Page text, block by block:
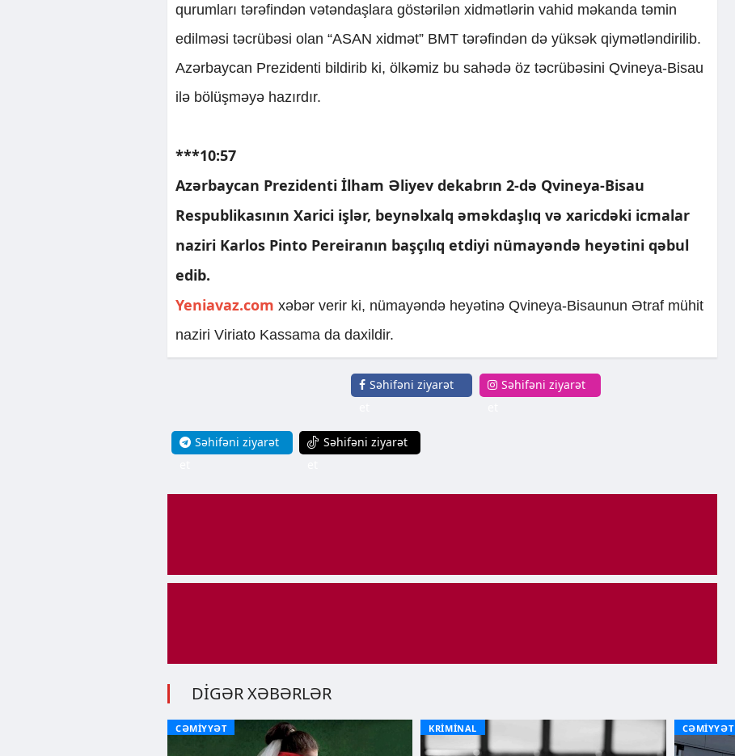
qurumları tərəfindən vətəndaşlara göstərilən xidmətlərin vahid məkanda təmin
edilməsi təcrübəsi olan “ASAN xidmət” BMT tərəfindən də yüksək qiymətləndirilib.
Azərbaycan Prezidenti bildirib ki, ölkəmiz bu sahədə öz təcrübəsini Qvineya-Bisau
ilə bölüşməyə hazırdır.
***10:57
Azərbaycan Prezidenti İlham Əliyev dekabrın 2-də Qvineya-Bisau
Respublikasının Xarici işlər, beynəlxalq əməkdaşlıq və xaricdəki icmalar
naziri Karlos Pinto Pereiranın başçılıq etdiyi nümayəndə heyətini qəbul
edib.
Yeniavaz.com xəbər verir ki, nümayəndə heyətinə Qvineya-Bisaunun Ətraf mühit
naziri Viriato Kassama da daxildir.
Səhifəni ziyarət
Səhifəni ziyarət
Səhifəni ziyarət
Səhifəni ziyarət
DİGƏR XƏBƏRLƏR
CƏMİYYƏT KRİMİNAL CƏMİYYƏT